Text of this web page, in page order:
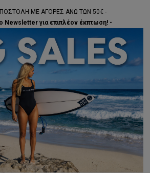
ΜΕ ΑΓΟΡΕΣ ΑΝΩ ΤΩΝ 50€ -
Newsletter για επιπλέον έκπτωση! -